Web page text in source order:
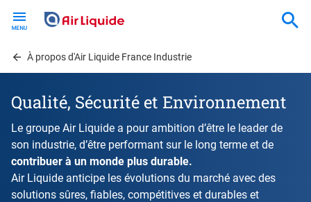
contentÀ propos d'Air Liquide France Industrie
Qualité, Sécurité et Environnement
Le groupe Air Liquide a pour ambition d’être le leader de
son industrie, d’être performant sur le long terme et de
contribuer à un monde plus durable.
Air Liquide anticipe les évolutions du marché avec des
solutions sûres, fiables, compétitives et durables et